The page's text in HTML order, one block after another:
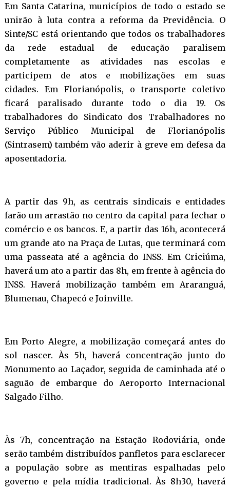
Em Santa Catarina, municípios de todo o estado se
unirão à luta contra a reforma da Previdência. O
Sinte/SC está orientando que todos os trabalhadores
da rede estadual de educação paralisem
completamente as atividades nas escolas e
participem de atos e mobilizações em suas
cidades. Em Florianópolis, o transporte coletivo
ficará paralisado durante todo o dia 19. Os
trabalhadores do Sindicato dos Trabalhadores no
Serviço Público Municipal de Florianópolis
(Sintrasem) também vão aderir à greve em defesa da
aposentadoria.
A partir das 9h, as centrais sindicais e entidades
farão um arrastão no centro da capital para fechar o
comércio e os bancos. E, a partir das 16h, acontecerá
um grande ato na Praça de Lutas, que terminará com
uma passeata até a agência do INSS. Em Criciúma,
haverá um ato a partir das 8h, em frente à agência do
INSS. Haverá mobilização também em Araranguá,
Blumenau, Chapecó e Joinville.
Em Porto Alegre, a mobilização começará antes do
sol nascer. Às 5h, haverá concentração junto do
Monumento ao Laçador, seguida de caminhada até o
saguão de embarque do Aeroporto Internacional
Salgado Filho.
Às 7h, concentração na Estação Rodoviária, onde
serão também distribuídos panfletos para esclarecer
a população sobre as mentiras espalhadas pelo
governo e pela mídia tradicional. Às 8h30, haverá